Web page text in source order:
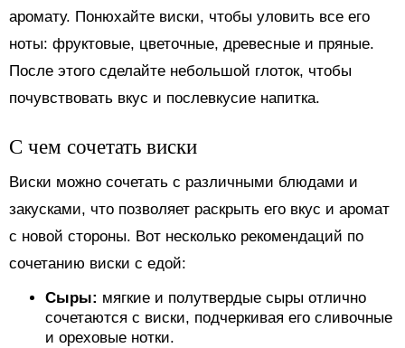
аромату. Понюхайте виски, чтобы уловить все его
ноты: фруктовые, цветочные, древесные и пряные.
После этого сделайте небольшой глоток, чтобы
почувствовать вкус и послевкусие напитка.
С чем сочетать виски
Виски можно сочетать с различными блюдами и
закусками, что позволяет раскрыть его вкус и аромат
с новой стороны. Вот несколько рекомендаций по
сочетанию виски с едой:
Сыры: мягкие и полутвердые сыры отлично
сочетаются с виски, подчеркивая его сливочные
и ореховые нотки.